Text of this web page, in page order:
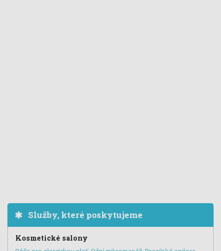
Služby, které poskytujeme
Kosmetické salony